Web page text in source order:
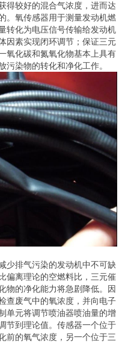
得较好的混合气浓度，进而达
。氧传感器用于测量发动机燃
转化为电压信号传输给发动机
因素实现闭环调节；保证三元
氧化碳和氮氧化物基本上具有
污染物的转化和净化工作。
少排气污染的发动机中不可缺
偏离理论的空燃料比，三元催
物的净化能力将急剧降低。因
查废气中的氧浓度，并向电子
单元将调节喷油器喷油量的增
节到理论值。传感器一个位于
前的氧气浓度，另一个位于三